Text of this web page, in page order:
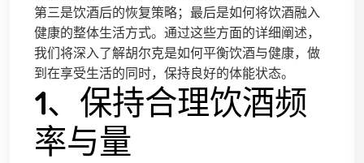
第三是饮酒后的恢复策略；最后是如何将饮酒融入
健康的整体生活方式。通过这些方面的详细阐述，
我们将深入了解胡尔克是如何平衡饮酒与健康，做
到在享受生活的同时，保持良好的体能状态。
1、保持合理饮酒频
率与量